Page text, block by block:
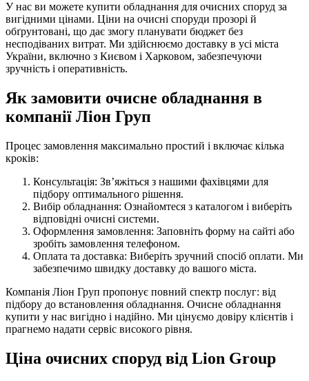
У нас ви можете купити обладнання для очисних споруд за
вигідними цінами. Ціни на очисні споруди прозорі й
обґрунтовані, що дає змогу планувати бюджет без
несподіваних витрат. Ми здійснюємо доставку в усі міста
України, включно з Києвом і Харковом, забезпечуючи
зручність і оперативність.
Як замовити очисне обладнання в
компанії Ліон Груп
Процес замовлення максимально простий і включає кілька
кроків:
Консультація: Зв’яжіться з нашими фахівцями для
підбору оптимального рішення.
Вибір обладнання: Ознайомтеся з каталогом і виберіть
відповідні очисні системи.
Оформлення замовлення: Заповніть форму на сайті або
зробіть замовлення телефоном.
Оплата та доставка: Виберіть зручний спосіб оплати. Ми
забезпечимо швидку доставку до вашого міста.
Компанія Ліон Груп пропонує повний спектр послуг: від
підбору до встановлення обладнання. Очисне обладнання
купити у нас вигідно і надійно. Ми цінуємо довіру клієнтів і
прагнемо надати сервіс високого рівня.
Ціна очисних споруд від Lion Group